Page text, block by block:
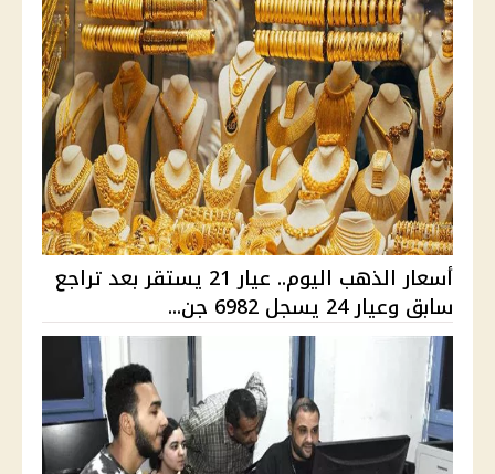
أسعار الذهب اليوم.. عيار 21 يستقر بعد تراجع
سابق وعيار 24 يسجل 6982 جن...